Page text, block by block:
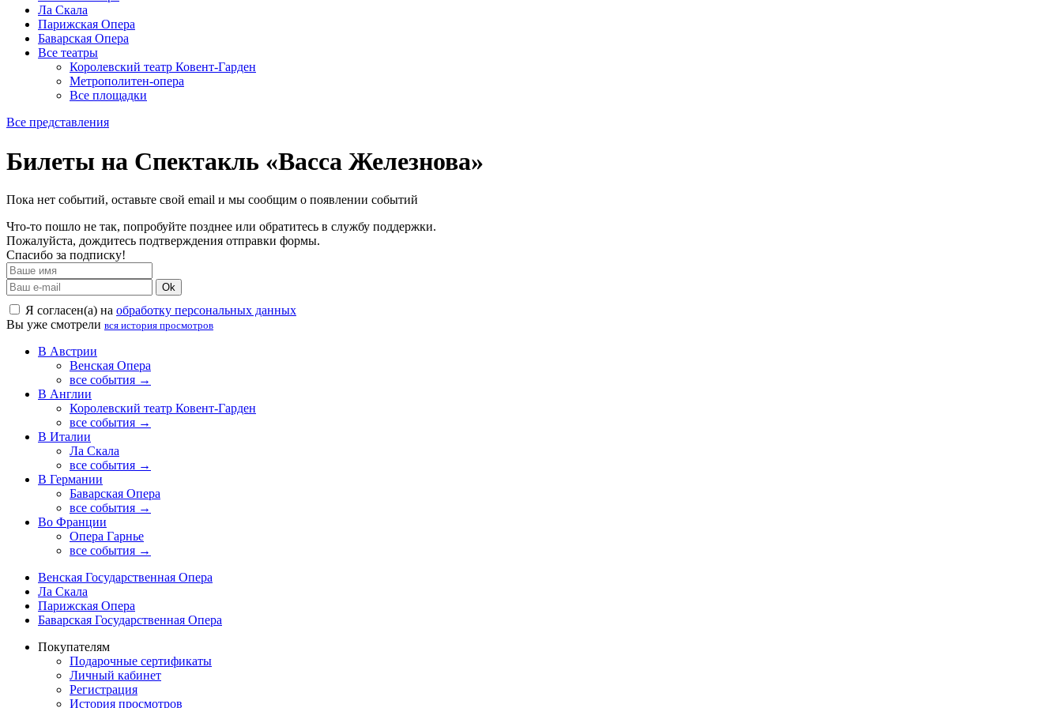
Ла Скала
Парижская Опера
Баварская Опера
Все театры
Королевский театр Ковент-Гарден
Метрополитен-опера
Все площадки
Все представления
Билеты на Спектакль «Васса Железнова»
Пока нет событий, оставьте свой email и мы сообщим о появлении событий
Что-то пошло не так, попробуйте позднее или обратитесь в службу поддержки.
Пожалуйста, дождитесь подтверждения отправки формы.
Спасибо за подписку!
Ok
Я согласен(а) на обработку персональных данных
Вы уже смотрели вся история просмотров
В Австрии
Венская Опера
все события →
В Англии
Королевский театр Ковент-Гарден
все события →
В Италии
Ла Скала
все события →
В Германии
Баварская Опера
все события →
Во Франции
Опера Гарнье
все события →
Венская Государственная Опера
Ла Скала
Парижская Опера
Баварская Государственная Опера
Покупателям
Подарочные сертификаты
Личный кабинет
Регистрация
История просмотров